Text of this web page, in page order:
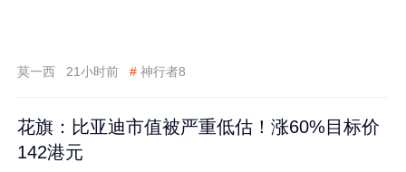
莫一西 21小时前 # 神行者8
花旗：比亚迪市值被严重低估！涨60%目标价
142港元